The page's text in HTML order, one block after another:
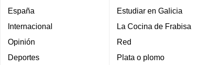
España
Internacional
Opinión
Deportes
Estudiar en Galicia
La Cocina de Frabisa
Red
Plata o plomo